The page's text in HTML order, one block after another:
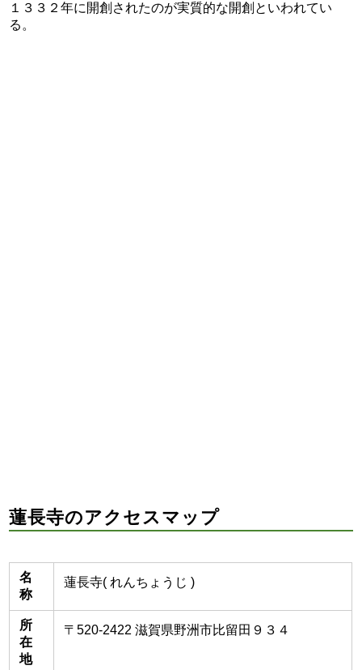
１３３２年に開創されたのが実質的な開創といわれてい
る。
蓮長寺のアクセスマップ
名
称
蓮長寺( れんちょうじ )
所
在
地
〒520-2422 滋賀県野洲市比留田９３４